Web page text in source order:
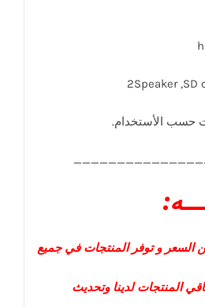
السعر و توفر المنتجات في جميع
المنتجات لدينا وتحديث